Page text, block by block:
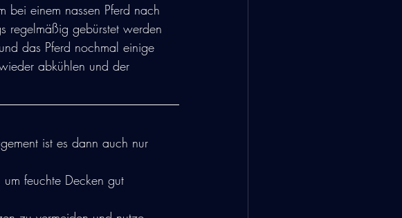
bei einem nassen Pferd nach
regelmäßig gebürstet werden
das Pferd nochmal einige
abkühlen und der
ist es dann auch nur
feuchte Decken gut